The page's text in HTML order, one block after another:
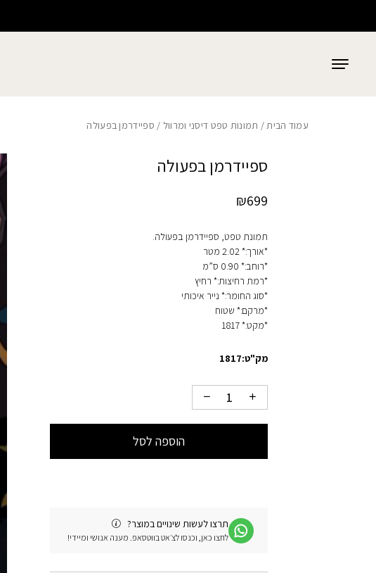
עמוד הבית/ תמונות טפט דיסני ומרוול / ספיידרמן בפעולה
ספיידרמן בפעולה
₪699
תמונת טפט, ספיידרמן בפעולה.
*אורך:* 2.02 מטר
*רוחב:* 0.90 ס”מ
*רמת רחיצות:* רחיץ
*סוג החומר:* נייר איכותי
*מרקם:* שטוח
*מקט:* 1817
מק"ט:1817
הוספה לסל
תרצו לעשות שינויים במוצר?
לחצו כאן, וכנסו לצ׳אט בווטסאפ. מענה אנושי ומיידי!